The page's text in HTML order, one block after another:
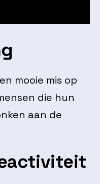
mooie mis op
die hun
aan de